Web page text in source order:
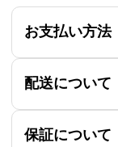
お支払い方法
配送について
保証について